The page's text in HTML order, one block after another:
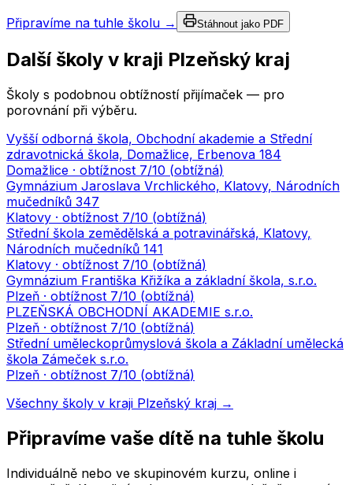
Připravíme na tuhle školu → Stáhnout jako PDF
Další školy v kraji Plzeňský kraj
Školy s podobnou obtížností přijímaček — pro
porovnání při výběru.
Vyšší odborná škola, Obchodní akademie a Střední
zdravotnická škola, Domažlice, Erbenova 184
Domažlice · obtížnost 7/10 (obtížná)
Gymnázium Jaroslava Vrchlického, Klatovy, Národních
mučedníků 347
Klatovy · obtížnost 7/10 (obtížná)
Střední škola zemědělská a potravinářská, Klatovy,
Národních mučedníků 141
Klatovy · obtížnost 7/10 (obtížná)
Gymnázium Františka Křižíka a základní škola, s.r.o.
Plzeň · obtížnost 7/10 (obtížná)
PLZEŇSKÁ OBCHODNÍ AKADEMIE s.r.o.
Plzeň · obtížnost 7/10 (obtížná)
Střední uměleckoprůmyslová škola a Základní umělecká
škola Zámeček s.r.o.
Plzeň · obtížnost 7/10 (obtížná)
Všechny školy v kraji Plzeňský kraj →
Připravíme vaše dítě na tuhle školu
Individuálně nebo ve skupinovém kurzu, online i